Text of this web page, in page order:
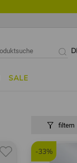
SALE
filtern
-33%